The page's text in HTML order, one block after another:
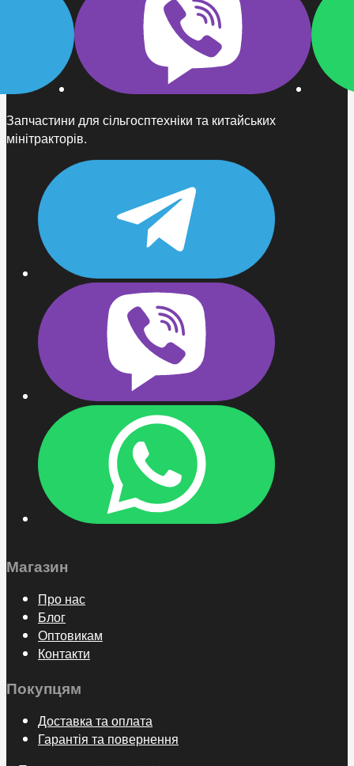
Запчастини для сільгосптехніки та китайських
мінітракторів.
Магазин
Про нас
Блог
Оптовикам
Контакти
Покупцям
Доставка та оплата
Гарантія та повернення